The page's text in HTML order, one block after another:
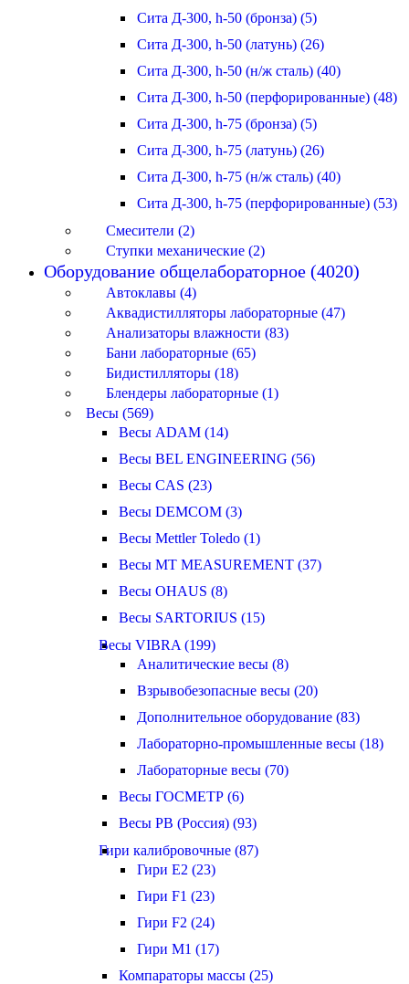
Сита Д-300, h-50 (бронза) (5)
Сита Д-300, h-50 (латунь) (26)
Сита Д-300, h-50 (н/ж сталь) (40)
Сита Д-300, h-50 (перфорированные) (48)
Сита Д-300, h-75 (бронза) (5)
Сита Д-300, h-75 (латунь) (26)
Сита Д-300, h-75 (н/ж сталь) (40)
Сита Д-300, h-75 (перфорированные) (53)
Смесители (2)
Ступки механические (2)
Оборудование общелабораторное (4020)
Автоклавы (4)
Аквадистилляторы лабораторные (47)
Анализаторы влажности (83)
Бани лабораторные (65)
Бидистилляторы (18)
Блендеры лабораторные (1)
Весы (569)
Весы ADAM (14)
Весы BEL ENGINEERING (56)
Весы CAS (23)
Весы DEMCOM (3)
Весы Mettler Toledo (1)
Весы MT MEASUREMENT (37)
Весы OHAUS (8)
Весы SARTORIUS (15)
Весы VIBRA (199)
Аналитические весы (8)
Взрывобезопасные весы (20)
Дополнительное оборудование (83)
Лабораторно-промышленные весы (18)
Лабораторные весы (70)
Весы ГОСМЕТР (6)
Весы РВ (Россия) (93)
Гири калибровочные (87)
Гири E2 (23)
Гири F1 (23)
Гири F2 (24)
Гири M1 (17)
Компараторы массы (25)